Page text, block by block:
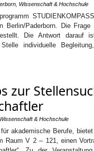
Wissenschaft & Hochschule
Berlin/Paderborn. Die
Die Antwort
individuelle
zur
Wissenschaft & Hochschule
akademische Berufe,
Raum V 2 – 121, einen